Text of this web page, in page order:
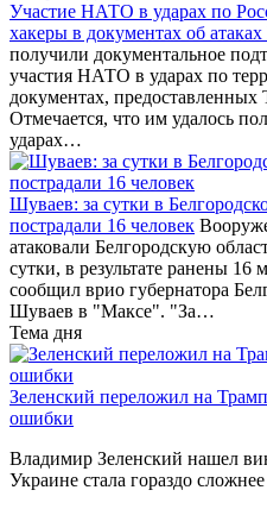
Участие НАТО в ударах по
хакеры в документах об
получили документальное
участия НАТО в ударах по
документах,
Отмечается, что им удалось
ударах…
Шуваев: за сутки в
пострадали 16 человек
атаковали Белгородскую
сутки, в результате ранены
сообщил врио губернатора
Шуваев в "Максе". "За…
Тема дня
Зеленский переложил на
ошибки
Владимир Зеленский нашел
Украине стала гораздо